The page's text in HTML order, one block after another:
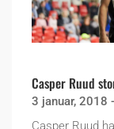
Casper Ruud
3 januar, 2018
Casper Ruud